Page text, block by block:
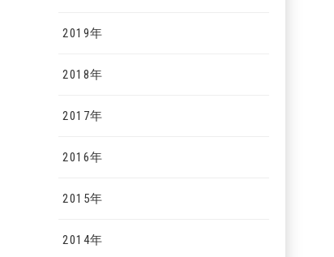
2019年
2018年
2017年
2016年
2015年
2014年